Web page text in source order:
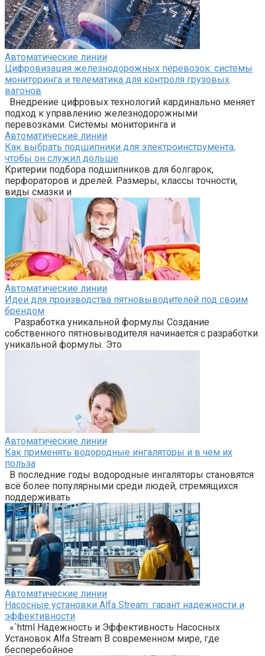
Автоматические линии
Цифровизация железнодорожных перевозок: системы
мониторинга и телематика для контроля грузовых
вагонов
Внедрение цифровых технологий кардинально меняет
подход к управлению железнодорожными
перевозками. Системы мониторинга и
Автоматические линии
Как выбрать подшипники для электроинструмента,
чтобы он служил дольше
Критерии подбора подшипников для болгарок,
перфораторов и дрелей. Размеры, классы точности,
виды смазки и
Автоматические линии
Идеи для производства пятновыводителей под своим
брендом
Разработка уникальной формулы Создание
собственного пятновыводителя начинается с разработки
уникальной формулы. Это
Автоматические линии
Как применять водородные ингаляторы и в чем их
польза
В последние годы водородные ингаляторы становятся
всё более популярными среди людей, стремящихся
поддерживать
Автоматические линии
Насосные установки Alfa Stream: гарант надежности и
эффективности
«`html Надежность и Эффективность Насосных
Установок Alfa Stream В современном мире, где
бесперебойное